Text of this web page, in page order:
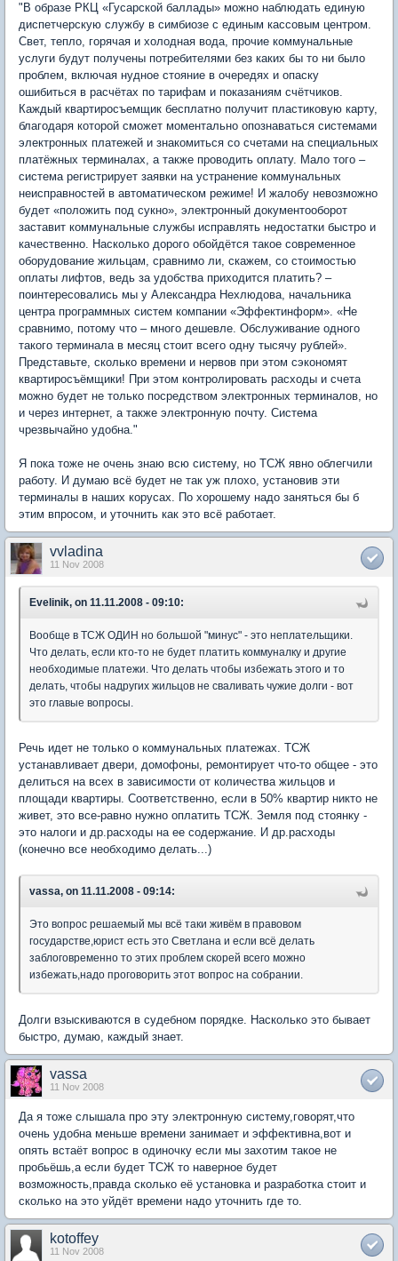
"В образе РКЦ «Гусарской баллады» можно наблюдать единую
диспетчерскую службу в симбиозе с единым кассовым центром.
Свет, тепло, горячая и холодная вода, прочие коммунальные
услуги будут получены потребителями без каких бы то ни было
проблем, включая нудное стояние в очередях и опаску
ошибиться в расчётах по тарифам и показаниям счётчиков.
Каждый квартиросъемщик бесплатно получит пластиковую карту,
благодаря которой сможет моментально опознаваться системами
электронных платежей и знакомиться со счетами на специальных
платёжных терминалах, а также проводить оплату. Мало того –
система регистрирует заявки на устранение коммунальных
неисправностей в автоматическом режиме! И жалобу невозможно
будет «положить под сукно», электронный документооборот
заставит коммунальные службы исправлять недостатки быстро и
качественно. Насколько дорого обойдётся такое современное
оборудование жильцам, сравнимо ли, скажем, со стоимостью
оплаты лифтов, ведь за удобства приходится платить? –
поинтересовались мы у Александра Нехлюдова, начальника
центра программных систем компании «Эффектинформ». «Не
сравнимо, потому что – много дешевле. Обслуживание одного
такого терминала в месяц стоит всего одну тысячу рублей».
Представьте, сколько времени и нервов при этом сэкономят
квартиросъёмщики! При этом контролировать расходы и счета
можно будет не только посредством электронных терминалов, но
и через интернет, а также электронную почту. Система
чрезвычайно удобна."
Я пока тоже не очень знаю всю систему, но ТСЖ явно облегчили
работу. И думаю всё будет не так уж плохо, установив эти
терминалы в наших корусах. По хорошему надо заняться бы б
этим впросом, и уточнить как это всё работает.
vvladina
11 Nov 2008
Evelinik, on 11.11.2008 - 09:10:
Вообще в ТСЖ ОДИН но большой "минус" - это неплательщики.
Что делать, если кто-то не будет платить коммуналку и другие
необходимые платежи. Что делать чтобы избежать этого и то
делать, чтобы надругих жильцов не сваливать чужие долги - вот
это главые вопросы.
Речь идет не только о коммунальных платежах. ТСЖ
устанавливает двери, домофоны, ремонтирует что-то общее - это
делиться на всех в зависимости от количества жильцов и
площади квартиры. Соответственно, если в 50% квартир никто не
живет, это все-равно нужно оплатить ТСЖ. Земля под стоянку -
это налоги и др.расходы на ее содержание. И др.расходы
(конечно все необходимо делать...)
vassa, on 11.11.2008 - 09:14:
Это вопрос решаемый мы всё таки живём в правовом
государстве,юрист есть это Светлана и если всё делать
заблоговременно то этих проблем скорей всего можно
избежать,надо проговорить этот вопрос на собрании.
Долги взыскиваются в судебном порядке. Насколько это бывает
быстро, думаю, каждый знает.
vassa
11 Nov 2008
Да я тоже слышала про эту электронную систему,говорят,что
очень удобна меньше времени занимает и эффективна,вот и
опять встаёт вопрос в одиночку если мы захотим такое не
пробьёшь,а если будет ТСЖ то наверное будет
возможность,правда сколько её установка и разработка стоит и
сколько на это уйдёт времени надо уточнить где то.
kotoffey
11 Nov 2008